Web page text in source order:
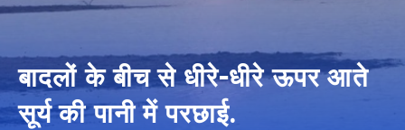
बादलों के बीच से धीरे-धीरे ऊपर आते
सूर्य की पानी में परछाई.